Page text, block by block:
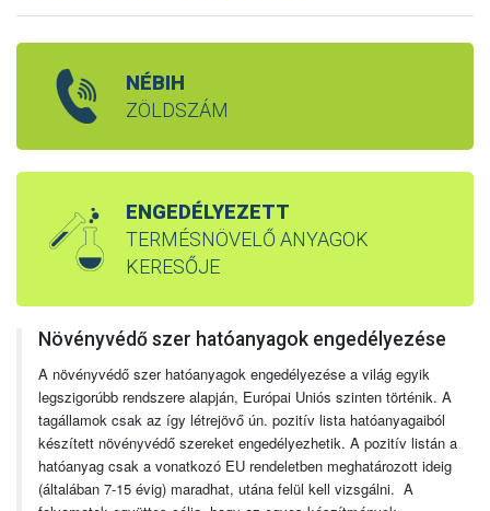
NÉBIH
ZÖLDSZÁM
ENGEDÉLYEZETT
TERMÉSNÖVELŐ ANYAGOK
KERESŐJE
Növényvédő szer hatóanyagok engedélyezése
A növényvédő szer hatóanyagok engedélyezése a világ egyik
legszigorúbb rendszere alapján, Európai Uniós szinten történik. A
tagállamok csak az így létrejövő ún. pozitív lista hatóanyagaiból
készített növényvédő szereket engedélyezhetik. A pozitív listán a
hatóanyag csak a vonatkozó EU rendeletben meghatározott ideig
(általában 7-15 évig) maradhat, utána felül kell vizsgálni. A